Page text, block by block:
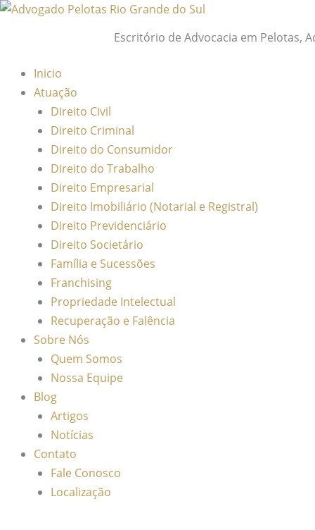
Ir
conteúdo
Escritório de Advocacia em Pelotas,
Inicio
Atuação
Direito Civil
Direito Criminal
Direito do Consumidor
Direito do Trabalho
Direito Empresarial
Direito Imobiliário (Notarial e Registral)
Direito Previdenciário
Direito Societário
Família e Sucessões
Franchising
Propriedade Intelectual
Recuperação e Falência
Sobre Nós
Quem Somos
Nossa Equipe
Blog
Artigos
Notícias
Contato
Fale Conosco
Localização